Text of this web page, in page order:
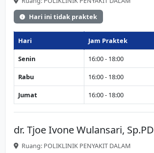
Hari ini tidak praktek
Hari Jam Praktek
Senin 16:00 - 18:00
Rabu 16:00 - 18:00
Jumat 16:00 - 18:00
dr. Tjoe Ivone Wulansari, Sp.PD
Ruang: POLIKLINIK PENYAKIT DALAM